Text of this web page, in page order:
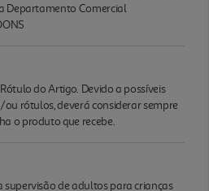
Departamento Comercial
do Artigo. Devido a possíveis
rótulos, deverá considerar sempre
o produto que recebe.
supervisão de adultos para crianças